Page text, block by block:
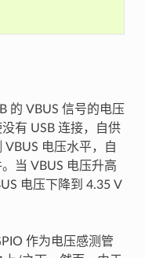
的 VBUS 信号的电压
有 USB 连接，自供
电压水平，自
当 VBUS 电压升高
电压下降到 4.35 V
作为电压感测管